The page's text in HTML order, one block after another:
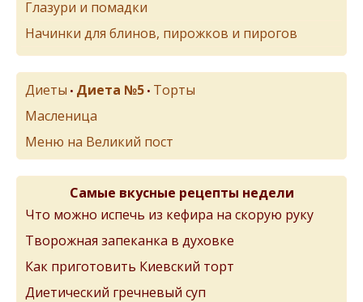
Глазури и помадки
Начинки для блинов, пирожков и пирогов
Диеты • Диета №5 • Торты
Масленица
Меню на Великий пост
Самые вкусные рецепты недели
Что можно испечь из кефира на скорую руку
Творожная запеканка в духовке
Как приготовить Киевский торт
Диетический гречневый суп